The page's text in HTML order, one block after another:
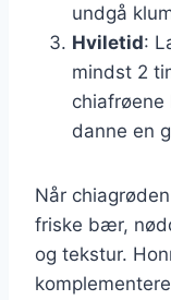
undgå
Hviletid:
mindst 2
danne en
Når
friske bær,
og tekstur.